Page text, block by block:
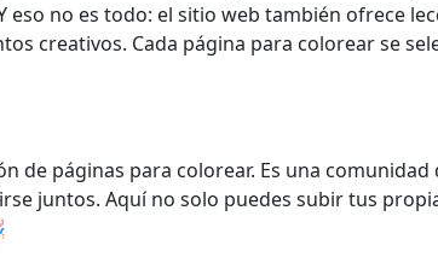
no es todo: el sitio web también ofrece
creativos. Cada página para colorear se
de páginas para colorear. Es una
juntos. Aquí no solo puedes subir tus